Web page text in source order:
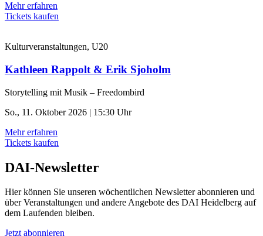
Mehr erfahren
Tickets kaufen
Kulturveranstaltungen, U20
Kathleen Rappolt & Erik Sjoholm
Storytelling mit Musik – Freedombird
So., 11. Oktober 2026 | 15:30 Uhr
Mehr erfahren
Tickets kaufen
DAI-Newsletter
Hier können Sie unseren wöchentlichen Newsletter abonnieren und
über Veranstaltungen und andere Angebote des DAI Heidelberg auf
dem Laufenden bleiben.
Jetzt abonnieren